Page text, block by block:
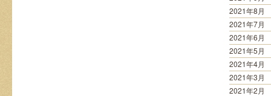
2021年8月
2021年7月
2021年6月
2021年5月
2021年4月
2021年3月
2021年2月